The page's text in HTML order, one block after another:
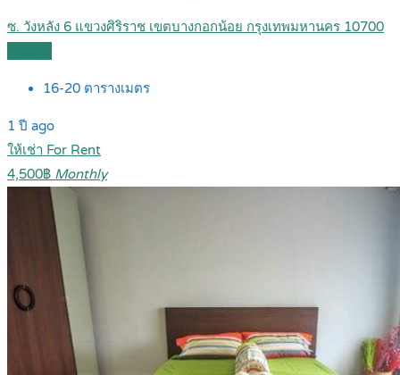
ซ. วังหลัง 6 แขวงศิริราช เขตบางกอกน้อย กรุงเทพมหานคร 10700
16-20 ตารางเมตร
1 ปี ago
ให้เช่า For Rent
4,500฿ Monthly